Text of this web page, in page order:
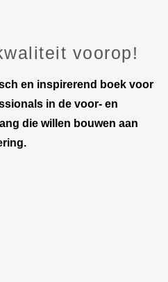
voorop!
en inspirerend boek voor
in de voor- en
die willen bouwen aan